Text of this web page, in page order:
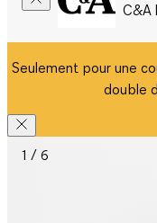
C&A
Seulement pour une
double
1 / 6